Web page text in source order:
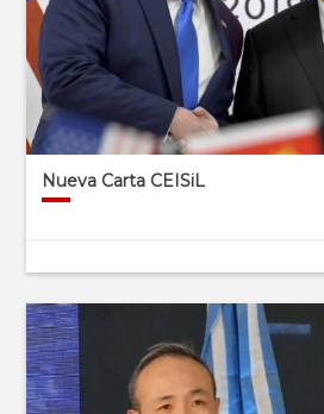
Nueva Carta CEISiL